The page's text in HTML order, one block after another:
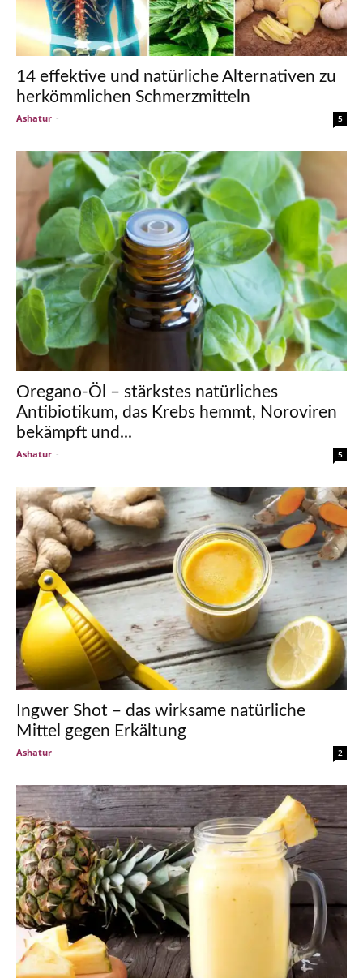
14 effektive und natürliche Alternativen zu
herkömmlichen Schmerzmitteln
Ashatur - 5
Oregano-Öl – stärkstes natürliches
Antibiotikum, das Krebs hemmt, Noroviren
bekämpft und...
Ashatur - 5
Ingwer Shot – das wirksame natürliche
Mittel gegen Erkältung
Ashatur - 2